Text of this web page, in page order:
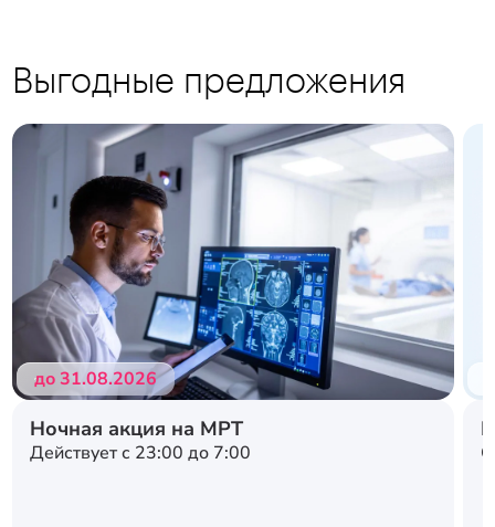
Подробнее
Выгодные предложения
до 31.08.2026
Ночная акция на МРТ
Действует с 23:00 до 7:00